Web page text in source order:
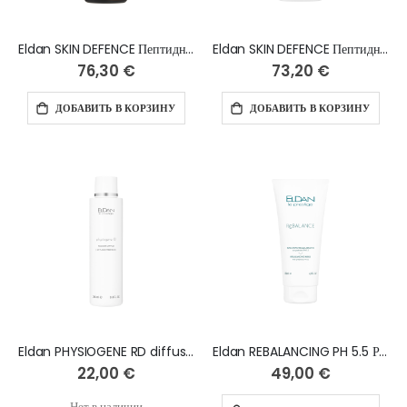
Eldan SKIN DEFENCE Пептидный серум 40+, 100 мл
76,30 €
ДОБАВИТЬ В КОРЗИНУ
Eldan SKIN DEFENCE Пептидный серум 50+, 100 мл
73,20 €
ДОБАВИТЬ В КОРЗИНУ
Eldan PHYSIOGENE RD diffused redness антикуперозный тоник-лосьон - 250 мл
22,00 €
Eldan REBALANCING PH 5.5 Ребалансирующая Маска с пребиотиком 200 мл
49,00 €